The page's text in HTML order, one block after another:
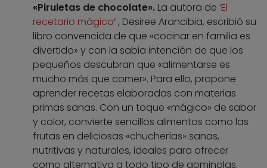
«Piruletas de chocolate». La autora de ‘El
recetario mágico‘ , Desiree Arancibia, escribió su
libro convencida de que «cocinar en familia es
divertido» y con la sabia intención de que los
pequeños descubran que «alimentarse es
mucho más que comer». Para ello, propone
aprender recetas elaboradas con materias
primas sanas. Con un toque «mágico» de sabor
y color, convierte sencillos alimentos como las
frutas en deliciosas «chucherías» sanas,
nutritivas y naturales, ideales para ofrecer
como alternativa a todo tipo de gominolas.